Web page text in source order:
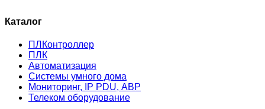
Каталог
ПЛКонтроллер
ПЛК
Автоматизация
Системы умного дома
Мониторинг, IP PDU, АВР
Телеком оборудование